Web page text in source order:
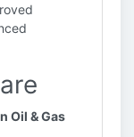
Oil & Gas